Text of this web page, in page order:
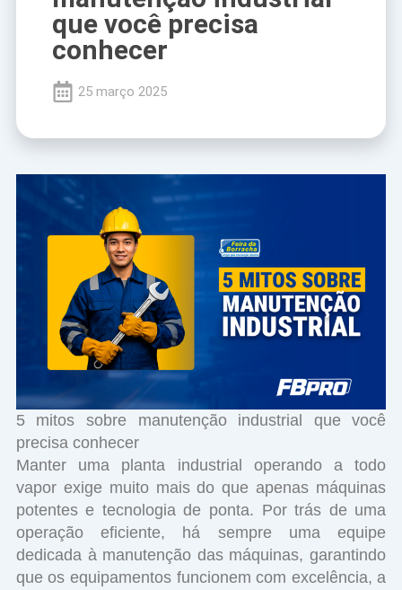
que você precisa
conhecer
25 março 2025
5 mitos sobre manutenção industrial que você
precisa conhecer
Manter uma planta industrial operando a todo
vapor exige muito mais do que apenas máquinas
potentes e tecnologia de ponta. Por trás de uma
operação eficiente, há sempre uma equipe
dedicada à manutenção das máquinas, garantindo
que os equipamentos funcionem com excelência, a